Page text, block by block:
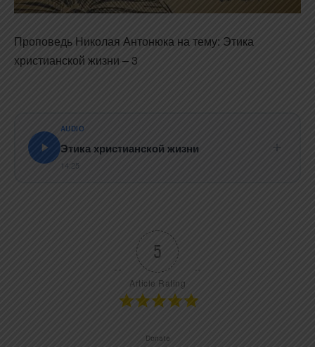
Проповедь Николая Антонюка на тему: Этика
христианской жизни – 3
AUDIO
Этика христианской жизни
14:25
5
Article Rating
Donate